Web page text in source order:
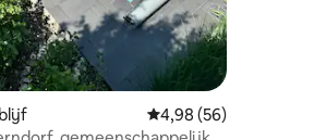
Gemiddelde
4,98 (56)